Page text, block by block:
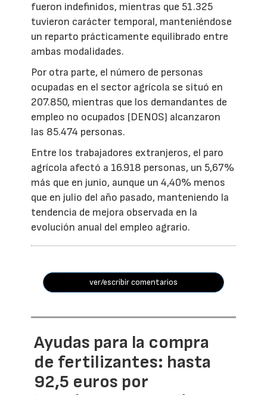
fueron indefinidos, mientras que 51.325
tuvieron carácter temporal, manteniéndose
un reparto prácticamente equilibrado entre
ambas modalidades.
Por otra parte, el número de personas
ocupadas en el sector agrícola se situó en
207.850, mientras que los demandantes de
empleo no ocupados (DENOS) alcanzaron
las 85.474 personas.
Entre los trabajadores extranjeros, el paro
agrícola afectó a 16.918 personas, un 5,67%
más que en junio, aunque un 4,40% menos
que en julio del año pasado, manteniendo la
tendencia de mejora observada en la
evolución anual del empleo agrario.
ver/escribir comentarios
Ayudas para la compra
de fertilizantes: hasta
92,5 euros por